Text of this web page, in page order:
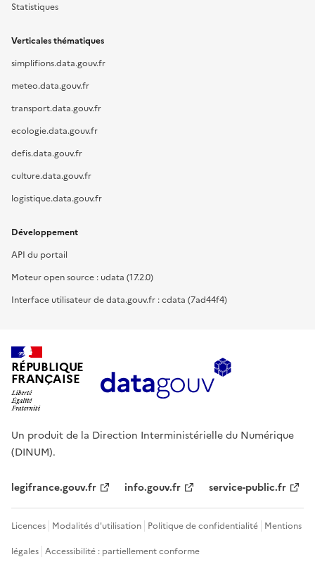
Statistiques
Verticales thématiques
simplifions.data.gouv.fr
meteo.data.gouv.fr
transport.data.gouv.fr
ecologie.data.gouv.fr
defis.data.gouv.fr
culture.data.gouv.fr
logistique.data.gouv.fr
Développement
API du portail
Moteur open source : udata (17.2.0)
Interface utilisateur de data.gouv.fr : cdata (7ad44f4)
RÉPUBLIQUE
FRANÇAISE
Un produit de la Direction Interministérielle du Numérique
(DINUM).
legifrance.gouv.fr info.gouv.fr service-public.fr
Licences Modalités d'utilisation Politique de confidentialité Mentions
légales Accessibilité : partiellement conforme